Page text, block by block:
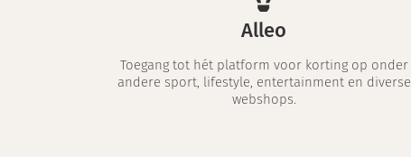
Alleo
Toegang tot hét platform voor korting op onder
andere sport, lifestyle, entertainment en diverse
webshops.